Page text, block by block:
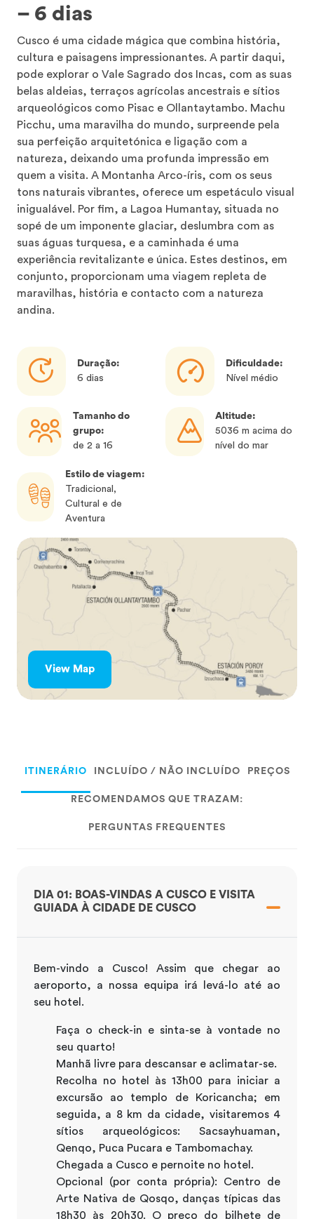
– 6 dias
Cusco é uma cidade mágica que combina história,
cultura e paisagens impressionantes. A partir daqui,
pode explorar o Vale Sagrado dos Incas, com as suas
belas aldeias, terraços agrícolas ancestrais e sítios
arqueológicos como Pisac e Ollantaytambo. Machu
Picchu, uma maravilha do mundo, surpreende pela
sua perfeição arquitetónica e ligação com a
natureza, deixando uma profunda impressão em
quem a visita. A Montanha Arco-íris, com os seus
tons naturais vibrantes, oferece um espetáculo visual
inigualável. Por fim, a Lagoa Humantay, situada no
sopé de um imponente glaciar, deslumbra com as
suas águas turquesa, e a caminhada é uma
experiência revitalizante e única. Estes destinos, em
conjunto, proporcionam uma viagem repleta de
maravilhas, história e contacto com a natureza
andina.
Duração:
6 dias
Dificuldade:
Nível médio
Tamanho do
grupo:
de 2 a 16
Altitude:
5036 m acima do
nível do mar
Estilo de viagem:
Tradicional,
Cultural e de
Aventura
View Map
ITINERÁRIO INCLUÍDO / NÃO INCLUÍDO PREÇOS
RECOMENDAMOS QUE TRAZAM:
PERGUNTAS FREQUENTES
DIA 01: BOAS-VINDAS A CUSCO E VISITA
GUIADA À CIDADE DE CUSCO
Bem-vindo a Cusco! Assim que chegar ao
aeroporto, a nossa equipa irá levá-lo até ao
seu hotel.
Faça o check-in e sinta-se à vontade no
seu quarto!
Manhã livre para descansar e aclimatar-se.
Recolha no hotel às 13h00 para iniciar a
excursão ao templo de Koricancha; em
seguida, a 8 km da cidade, visitaremos 4
sítios arqueológicos: Sacsayhuaman,
Qenqo, Puca Pucara e Tambomachay.
Chegada a Cusco e pernoite no hotel.
Opcional (por conta própria): Centro de
Arte Nativa de Qosqo, danças típicas das
18h30 às 20h30. O preço do bilhete de